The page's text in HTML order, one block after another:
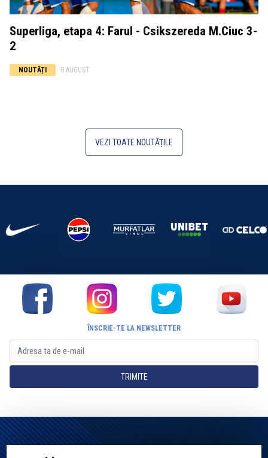
Superliga, etapa 4: Farul - Csikszereda M.Ciuc 3-
2
NOUTĂȚI 8 AUGUST
VEZI TOATE NOUTĂȚILE
ÎNSCRIE-TE LA NEWSLETTER
TRIMITE